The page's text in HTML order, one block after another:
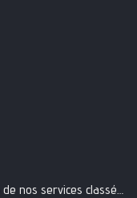
Evaluation HAS : 5 de nos services classés A